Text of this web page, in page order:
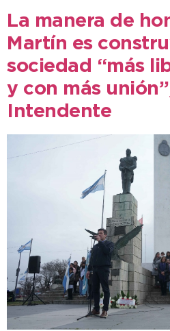
La manera de
Martín es
sociedad “más
y con más
Intendente